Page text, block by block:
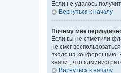
Если не удалось
Вернуться к началу
Почему мне
Если вы не отметили
не смог
входе на конференцию.
значит, что
Вернуться к началу